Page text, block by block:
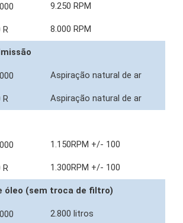
9.250 RPM
8.000 RPM
Aspiração natural de ar
Aspiração natural de ar
1.150RPM +/- 100
1.300RPM +/- 100
óleo (sem troca de filtro)
2.800 litros